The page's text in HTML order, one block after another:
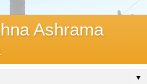
Ashrama
▼